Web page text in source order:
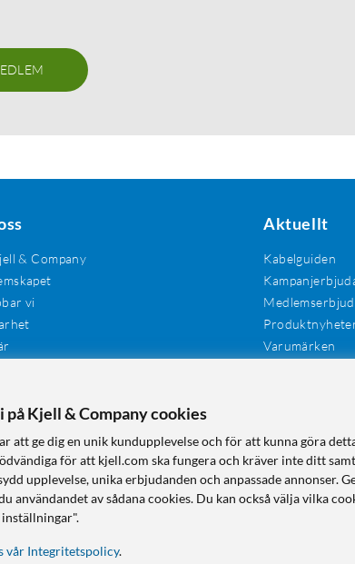
& Company
vi
Aktuellt
Kabelguiden
Varumärken
på Kjell & Company cookies
att ge dig en unik kundupplevelse och för att kunna göra
för att kjell.com ska fungera och kräver inte ditt
upplevelse, unika erbjudanden och anpassade annonser.
användandet av sådana cookies. Du kan också välja vilka
vår Integritetspolicy.